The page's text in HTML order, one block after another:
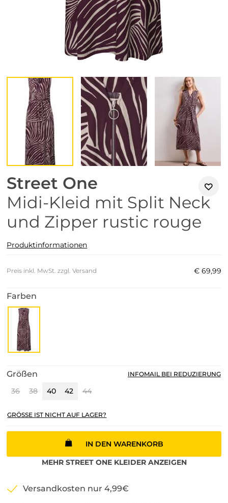
Street One
Midi-Kleid mit Split Neck
und Zipper rustic rouge
Produktinformationen
Preis inkl. MwSt. zzgl. Versand € 69,99
Farben
Größen
36 38 40 42 44
INFOMAIL BEI REDUZIERUNG
GRÖSSE IST NICHT AUF LAGER?
IN DEN WARENKORB
MEHR STREET ONE KLEIDERANZEIGEN
Versandkosten nur 4,99€